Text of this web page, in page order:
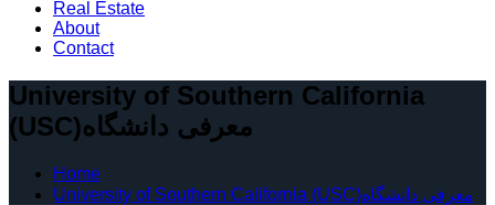
Real Estate
About
Contact
University of Southern California
(USC)معرفی دانشگاه
Home
University of Southern California (USC)معرفی دانشگاه